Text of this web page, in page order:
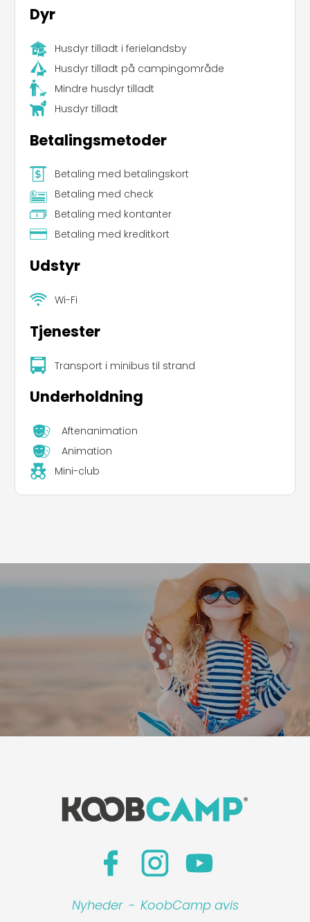
Dyr
Husdyr tilladt i ferielandsby
Husdyr tilladt på campingområde
Mindre husdyr tilladt
Husdyr tilladt
Betalingsmetoder
Betaling med betalingskort
Betaling med check
Betaling med kontanter
Betaling med kreditkort
Udstyr
Wi-Fi
Tjenester
Transport i minibus til strand
Underholdning
Aftenanimation
Animation
Mini-club
Nyheder - KoobCamp avis